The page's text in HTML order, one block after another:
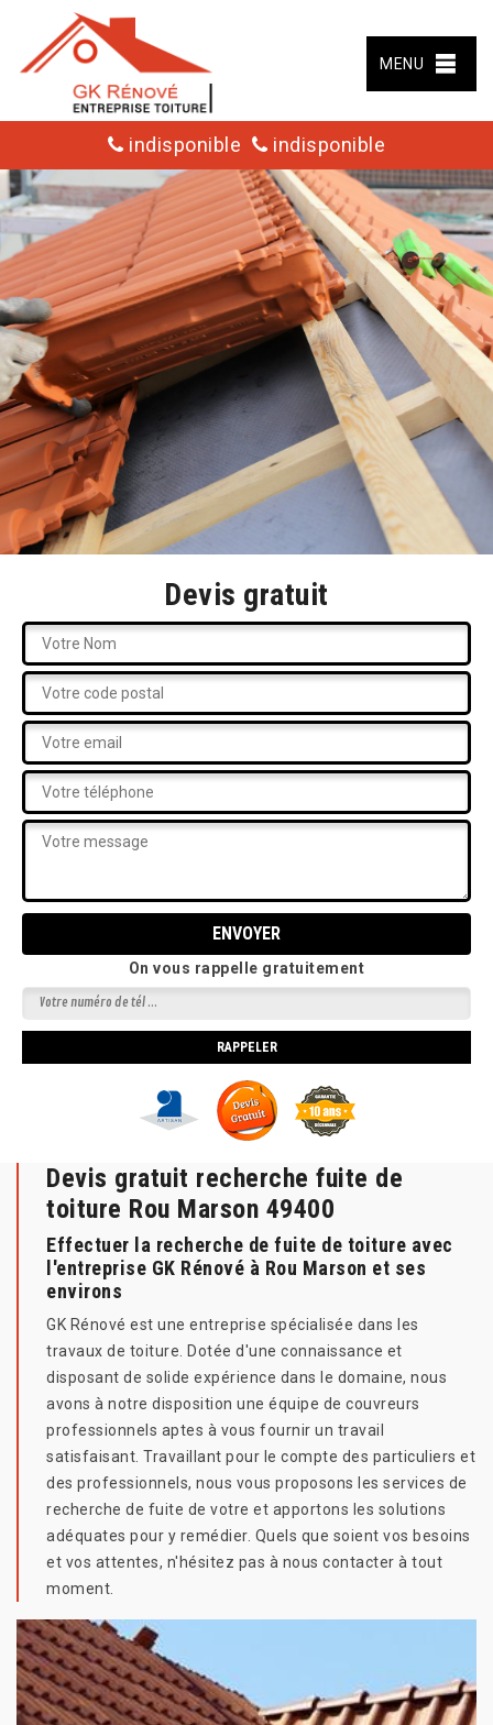
MENU
indisponible indisponible
Devis gratuit
On vous rappelle gratuitement
Devis gratuit recherche fuite de
toiture Rou Marson 49400
Effectuer la recherche de fuite de toiture avec
l'entreprise GK Rénové à Rou Marson et ses
environs
GK Rénové est une entreprise spécialisée dans les
travaux de toiture. Dotée d'une connaissance et
disposant de solide expérience dans le domaine, nous
avons à notre disposition une équipe de couvreurs
professionnels aptes à vous fournir un travail
satisfaisant. Travaillant pour le compte des particuliers et
des professionnels, nous vous proposons les services de
recherche de fuite de votre et apportons les solutions
adéquates pour y remédier. Quels que soient vos besoins
et vos attentes, n'hésitez pas à nous contacter à tout
moment.